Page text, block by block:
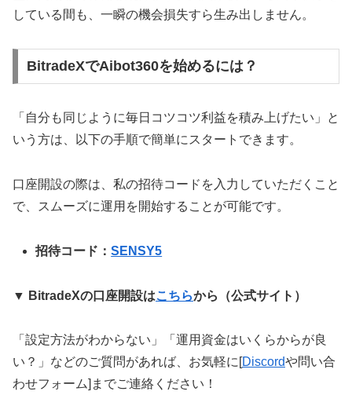
している間も、一瞬の機会損失すら生み出しません。
BitradeXでAibot360を始めるには？
「自分も同じように毎日コツコツ利益を積み上げたい」と
いう方は、以下の手順で簡単にスタートできます。
口座開設の際は、私の招待コードを入力していただくこと
で、スムーズに運用を開始することが可能です。
招待コード：SENSY5
▼ BitradeXの口座開設はこちらから（公式サイト）
「設定方法がわからない」「運用資金はいくらからが良
い？」などのご質問があれば、お気軽に[ Discordや問い合
わせフォーム]までご連絡ください！